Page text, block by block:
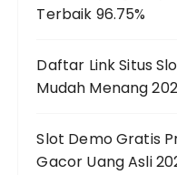
Terbaik 96.75%
Daftar Link Situs
Mudah Menang
Slot Demo Gratis
Gacor Uang Asli